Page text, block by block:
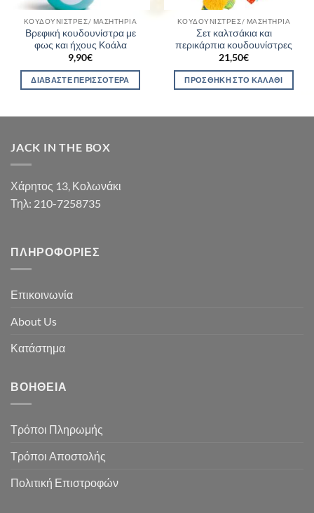
ΚΟΥΔΟΥΝΊΣΤΡΕΣ/ ΜΑΣΗΤΉΡΙΑ
Βρεφική κουδουνίστρα με
φως και ήχους Κοάλα
9,90€
ΔΙΑΒΆΣΤΕ ΠΕΡΙΣΣΌΤΕΡΑ
ΚΟΥΔΟΥΝΊΣΤΡΕΣ/ ΜΑΣΗΤΉΡΙΑ
Σετ καλτσάκια και
περικάρπια κουδουνίστρες
21,50€
ΠΡΟΣΘΉΚΗ ΣΤΟ ΚΑΛΆΘΙ
JACK IN THE BOX
Χάρητος 13, Κολωνάκι
Τηλ: 210-7258735
ΠΛΗΡΟΦΟΡΊΕΣ
Επικοινωνία
About Us
Κατάστημα
ΒΟΉΘΕΙΑ
Τρόποι Πληρωμής
Τρόποι Αποστολής
Πολιτική Επιστροφών